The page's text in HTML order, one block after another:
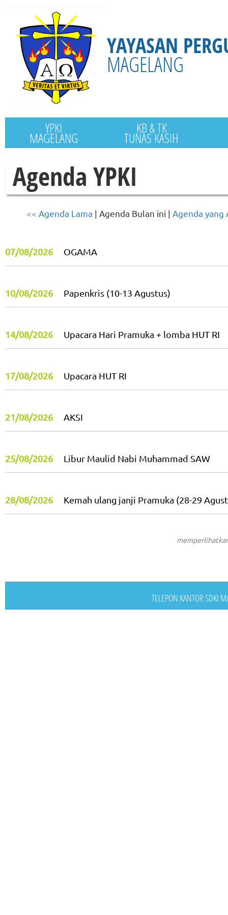
YAYASAN
MAGELANG
YPKI
MAGELANG
KB & TK
TUNAS KASIH
Agenda YPKI
<< Agenda Lama | Agenda Bulan ini | Agenda yang
07/08/2026 OGAMA
10/08/2026 Papenkris (10-13 Agustus)
14/08/2026 Upacara Hari Pramuka + lomba HUT RI
17/08/2026 Upacara HUT RI
21/08/2026 AKSI
25/08/2026 Libur Maulid Nabi Muhammad SAW
28/08/2026 Kemah ulang janji Pramuka (28-29
TELEPON KANTOR SDKI